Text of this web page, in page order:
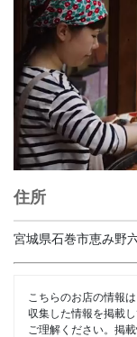
住所
宮城県石巻市恵み野
こちらのお店の情報
収集した情報を掲載
ご理解ください。掲